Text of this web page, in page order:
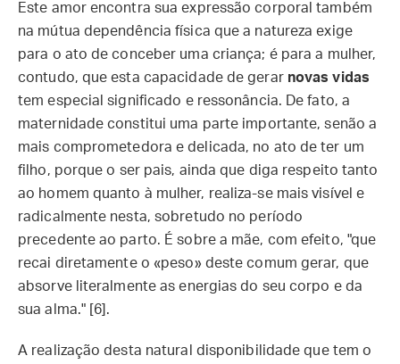
Este amor encontra sua expressão corporal também
na mútua dependência física que a natureza exige
para o ato de conceber uma criança; é para a mulher,
contudo, que esta capacidade de gerar novas vidas
tem especial significado e ressonância. De fato, a
maternidade constitui uma parte importante, senão a
mais comprometedora e delicada, no ato de ter um
filho, porque o ser pais, ainda que diga respeito tanto
ao homem quanto à mulher, realiza-se mais visível e
radicalmente nesta, sobretudo no período
precedente ao parto. É sobre a mãe, com efeito, "que
recai diretamente o «peso» deste comum gerar, que
absorve literalmente as energias do seu corpo e da
sua alma." [6].
A realização desta natural disponibilidade que tem o